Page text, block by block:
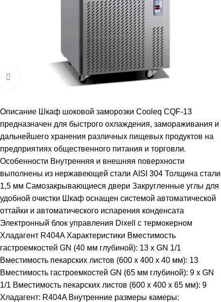
Описание Шкаф шоковой заморозки Cooleq CQF-13
предназначен для быстрого охлаждения, замораживания и
дальнейшего хранения различных пищевых продуктов на
предприятиях общественного питания и торговли.
Особенности Внутренняя и внешняя поверхности
выполнены из нержавеющей стали AISI 304 Толщина стали
1,5 мм Самозакрывающиеся двери Закругленные углы для
удобной очистки Шкаф оснащен системой автоматической
оттайки и автоматического испарения конденсата
Электронный блок управления Dixell с термокерном ​
Хладагент R404A Характеристики Вместимость
гастроемкостей GN (40 мм глубиной): 13 x GN 1/1
Вместимость пекарских листов (600 х 400 х 40 мм): 13
Вместимость гастроемкостей GN (65 мм глубиной): 9 x GN
1/1 Вместимость пекарских листов (600 х 400 х 65 мм): 9
Хладагент: R404A ​Внутренние размеры камеры: